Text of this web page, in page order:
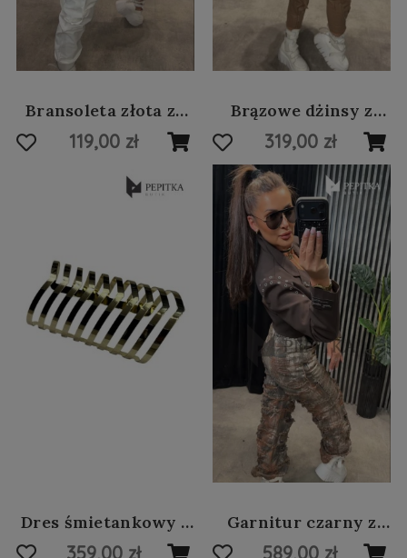
Bransoleta złota ze
stali szlachetnej #14
119,00 zł
Brązowe dżinsy z
przetarciami #132
319,00 zł
Dres śmietankowy z
kapturem #52
359,00 zł
Garnitur czarny z
cyrkoniami i
589,00 zł